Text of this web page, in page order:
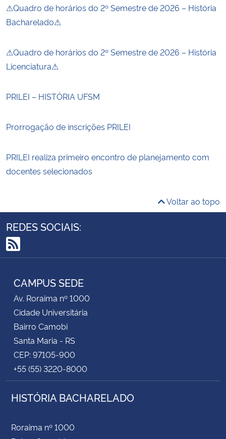
⚠Quadro de horários do 2º Semestre de 2026 – História
Bacharelado⚠
⚠Quadro de horários do 2º Semestre de 2026 – História
Licenciatura⚠
PRILEI – HISTÓRIA UFSM
Prorrogação de inscrições PRILEI
PRILEI realiza primeiro encontro de planejamento com
docentes selecionados
Voltar ao topo
REDES SOCIAIS:
RSS
CAMPUS SEDE
Av. Roraima nº 1000
Cidade Universitária
Bairro Camobi
Santa Maria - RS
CEP: 97105-900
+55 (55) 3220-8000
HISTÓRIA BACHARELADO
Roraima nº 1000